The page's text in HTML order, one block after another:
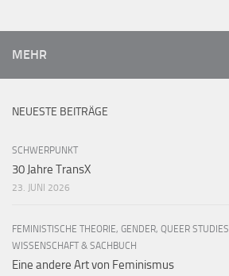
MEHR
NEUESTE BEITRÄGE
SCHWERPUNKT
30 Jahre TransX
23. JUNI 2026
FEMINISTISCHE THEORIE, GENDER, QUEER STUDIES
WISSENSCHAFT & SACHBUCH
Eine andere Art von Feminismus